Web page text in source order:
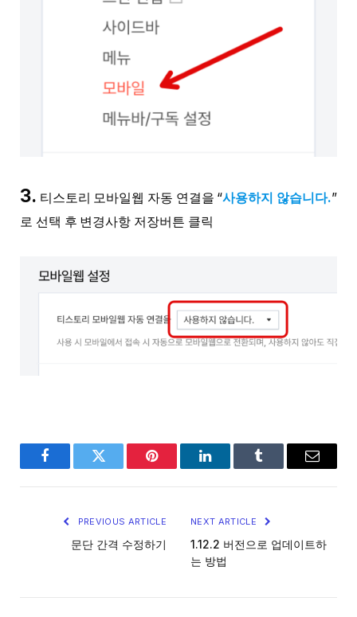
3. 티스토리 모바일웹 자동 연결을 “사용하지 않습니다.”
로 선택 후 변경사항 저장버튼 클릭
FacebookTwitter Pinterest LinkedInTumblr Email
PREVIOUS ARTICLE
문단 간격 수정하기
NEXT ARTICLE
1.12.2 버전으로 업데이트하
는 방법